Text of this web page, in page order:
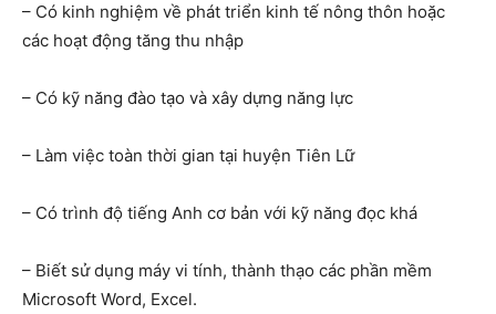
– Có kinh nghiệm về phát triển kinh tế nông thôn hoặc
các hoạt động tăng thu nhập
– Có kỹ năng đào tạo và xây dựng năng lực
– Làm việc toàn thời gian tại huyện Tiên Lữ
– Có trình độ tiếng Anh cơ bản với kỹ năng đọc khá
– Biết sử dụng máy vi tính, thành thạo các phần mềm
Microsoft Word, Excel.